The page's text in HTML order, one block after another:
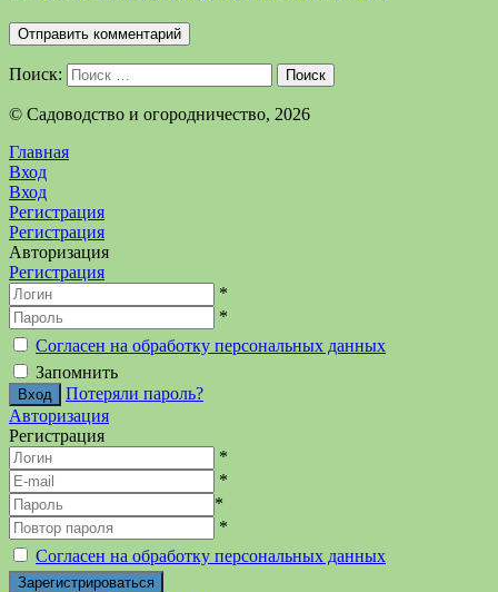
Поиск: Поиск
©️ Садоводство и огородничество, 2026
Главная
Вход
Вход
Регистрация
Регистрация
Авторизация
Регистрация
*
*
Согласен на обработку персональных данных
Запомнить
Потеряли пароль?
Авторизация
Регистрация
*
*
*
*
Согласен на обработку персональных данных